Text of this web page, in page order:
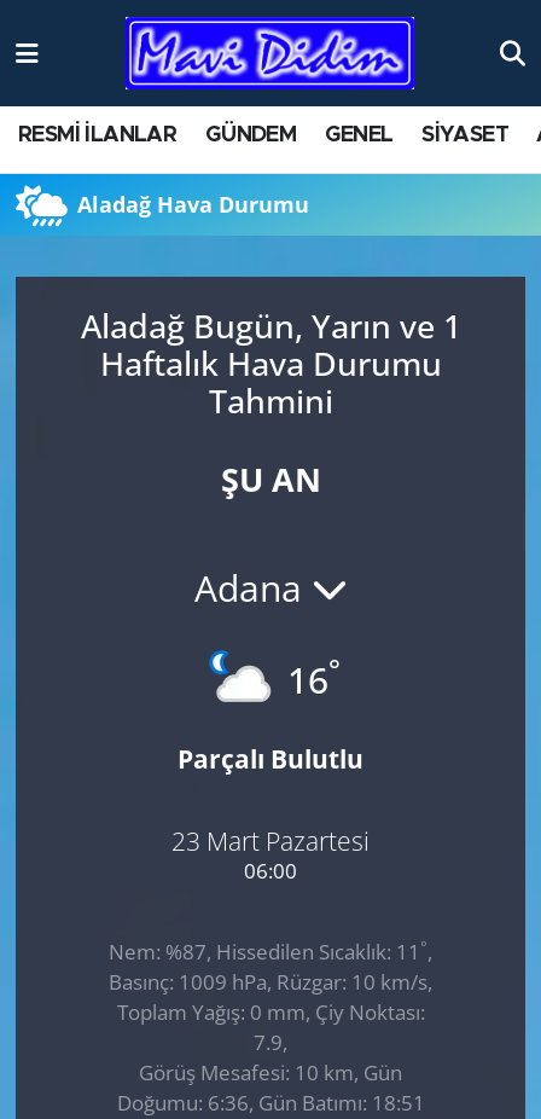
RESMİ İLANLAR GÜNDEM GENEL SİYASET
Aladağ Hava Durumu
Aladağ Bugün, Yarın ve 1
Haftalık Hava Durumu
Tahmini
ŞU AN
Adana
16°
Parçalı Bulutlu
23 Mart Pazartesi
06:00
Nem: %87, Hissedilen Sıcaklık: 11 °,
Basınç: 1009 hPa, Rüzgar: 10 km/s,
Toplam Yağış: 0 mm, Çiy Noktası:
7.9,
Görüş Mesafesi: 10 km, Gün
Doğumu: 6:36, Gün Batımı: 18:51
ANTİK YERLER
AYDIN
BİLİM VE TEKNOLOJİ
ÇEVRE
HABERDE İNSAN
KÜLTÜR SANAT
SAĞLIK
SİYASET
Nöbetçi Eczaneler
Namaz Vakitleri
Trafik Durumu
Süper Lig Puan Durumu ve Fikstür
Tüm Manşetler